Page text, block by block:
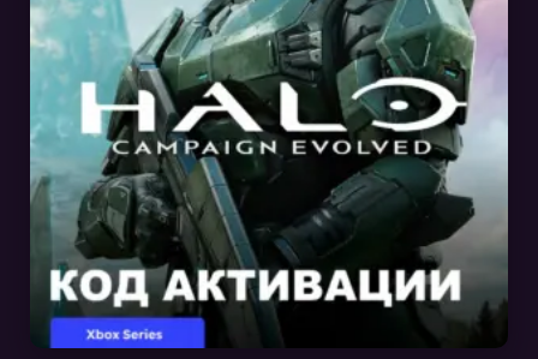
В КОРЗИНУ